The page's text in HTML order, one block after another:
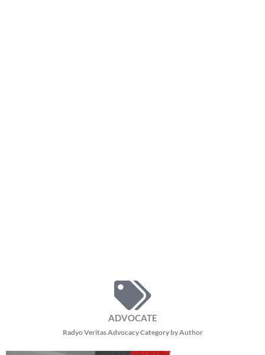
ADVOCATE
Radyo Veritas Advocacy Category by Author